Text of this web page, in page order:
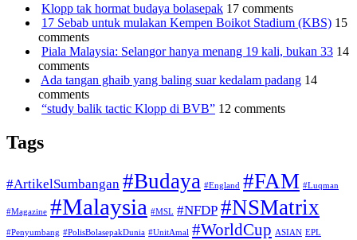
Klopp tak hormat budaya bolasepak 17 comments
17 Sebab untuk mulakan Kempen Boikot Stadium (KBS) 15
comments
Piala Malaysia: Selangor hanya menang 19 kali, bukan 33 14
comments
Ada tangan ghaib yang baling suar kedalam padang 14
comments
“study balik tactic Klopp di BVB” 12 comments
Tags
#ArtikelSumbangan #Budaya #England #FAM #Luqman
#Magazine #Malaysia #MSL #NFDP #NSMatrix
#Penyumbang #PolisBolasepakDunia #UnitAmal #WorldCup ASIAN EPL